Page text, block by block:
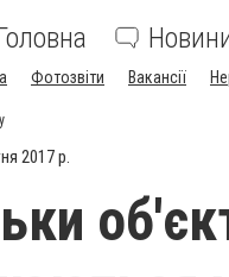
Фотозвіти Вакансії
2017 р.